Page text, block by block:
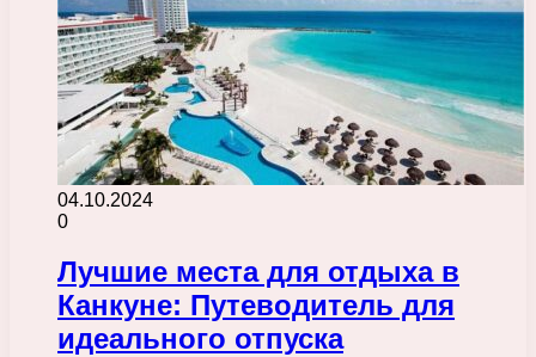
04.10.2024
0
Лучшие места для отдыха в
Канкуне: Путеводитель для
идеального отпуска